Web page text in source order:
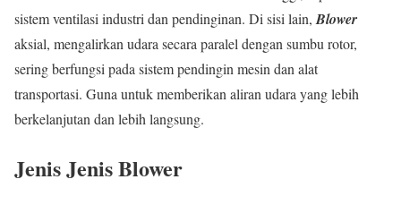
sistem ventilasi industri dan pendinginan. Di sisi lain, Blower
aksial, mengalirkan udara secara paralel dengan sumbu rotor,
sering berfungsi pada sistem pendingin mesin dan alat
transportasi. Guna untuk memberikan aliran udara yang lebih
berkelanjutan dan lebih langsung.
Jenis Jenis Blower